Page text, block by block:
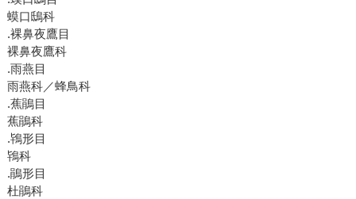
蟆口鴟科
.裸鼻夜鷹目
裸鼻夜鷹科
.雨燕目
雨燕科／蜂鳥科
.蕉鵑目
蕉鵑科
.鴇形目
鴇科
.鵑形目
杜鵑科